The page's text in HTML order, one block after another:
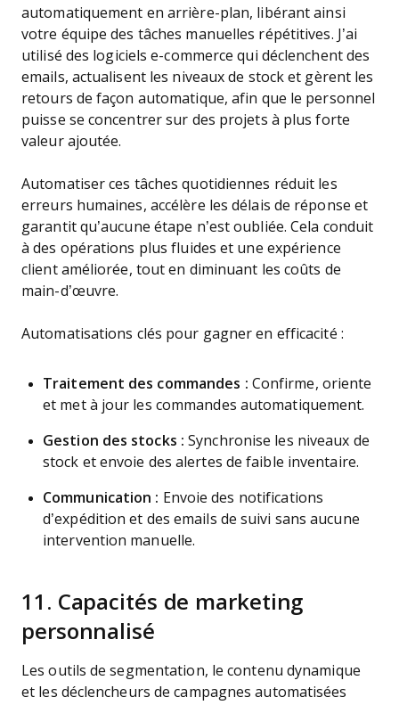
automatiquement en arrière-plan, libérant ainsi
votre équipe des tâches manuelles répétitives. J’ai
utilisé des logiciels e-commerce qui déclenchent des
emails, actualisent les niveaux de stock et gèrent les
retours de façon automatique, afin que le personnel
puisse se concentrer sur des projets à plus forte
valeur ajoutée.
Automatiser ces tâches quotidiennes réduit les
erreurs humaines, accélère les délais de réponse et
garantit qu’aucune étape n’est oubliée. Cela conduit
à des opérations plus fluides et une expérience
client améliorée, tout en diminuant les coûts de
main-d’œuvre.
Automatisations clés pour gagner en efficacité :
Traitement des commandes : Confirme, oriente
et met à jour les commandes automatiquement.
Gestion des stocks : Synchronise les niveaux de
stock et envoie des alertes de faible inventaire.
Communication : Envoie des notifications
d’expédition et des emails de suivi sans aucune
intervention manuelle.
11. Capacités de marketing
personnalisé
Les outils de segmentation, le contenu dynamique
et les déclencheurs de campagnes automatisées